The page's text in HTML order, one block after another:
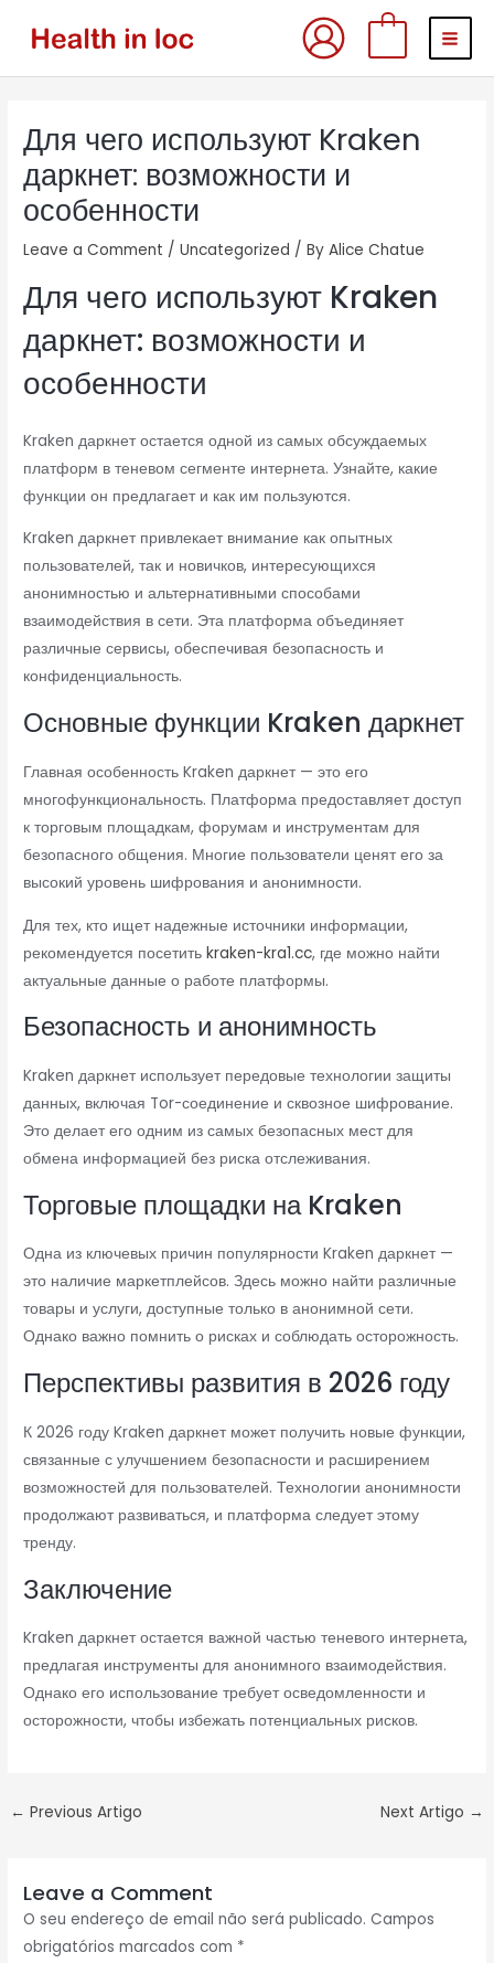
Для чего используют Kraken
даркнет: возможности и
особенности
Leave a Comment /Uncategorized / ByAlice Chatue
Для чего используют Kraken
даркнет: возможности и
особенности
Kraken даркнет остается одной из самых обсуждаемых
платформ в теневом сегменте интернета. Узнайте, какие
функции он предлагает и как им пользуются.
Kraken даркнет привлекает внимание как опытных
пользователей, так и новичков, интересующихся
анонимностью и альтернативными способами
взаимодействия в сети. Эта платформа объединяет
различные сервисы, обеспечивая безопасность и
конфиденциальность.
Основные функции Kraken даркнет
Главная особенность Kraken даркнет — это его
многофункциональность. Платформа предоставляет доступ
к торговым площадкам, форумам и инструментам для
безопасного общения. Многие пользователи ценят его за
высокий уровень шифрования и анонимности.
Для тех, кто ищет надежные источники информации,
рекомендуется посетитьkraken-kra1.cc, где можно найти
актуальные данные о работе платформы.
Безопасность и анонимность
Kraken даркнет использует передовые технологии защиты
данных, включая Tor-соединение и сквозное шифрование.
Это делает его одним из самых безопасных мест для
обмена информацией без риска отслеживания.
Торговые площадки на Kraken
Одна из ключевых причин популярности Kraken даркнет —
это наличие маркетплейсов. Здесь можно найти различные
товары и услуги, доступные только в анонимной сети.
Однако важно помнить о рисках и соблюдать осторожность.
Перспективы развития в 2026 году
К 2026 году Kraken даркнет может получить новые функции,
связанные с улучшением безопасности и расширением
возможностей для пользователей. Технологии анонимности
продолжают развиваться, и платформа следует этому
тренду.
Заключение
Kraken даркнет остается важной частью теневого интернета,
предлагая инструменты для анонимного взаимодействия.
Однако его использование требует осведомленности и
осторожности, чтобы избежать потенциальных рисков.
navigation
← Previous Artigo Next Artigo →
Leave a Comment
O seu endereço de email não será publicado. Campos
obrigatórios marcados com *